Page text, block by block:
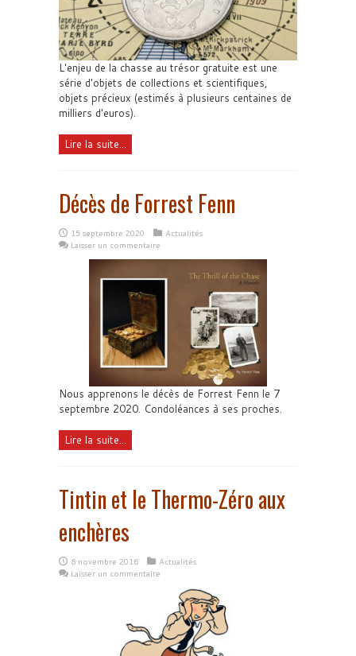
L'enjeu de la chasse au trésor gratuite est une
série d'objets de collections et scientifiques,
objets précieux (estimés à plusieurs centaines de
milliers d'euros).
Lire la suite...
Décès de Forrest Fenn
15 septembre 2020
Actualités
Laisser un commentaire
Nous apprenons le décès de Forrest Fenn le 7
septembre 2020. Condoléances à ses proches.
Lire la suite...
Tintin et le Thermo-Zéro aux
enchères
8 novembre 2016
Actualités
Laisser un commentaire